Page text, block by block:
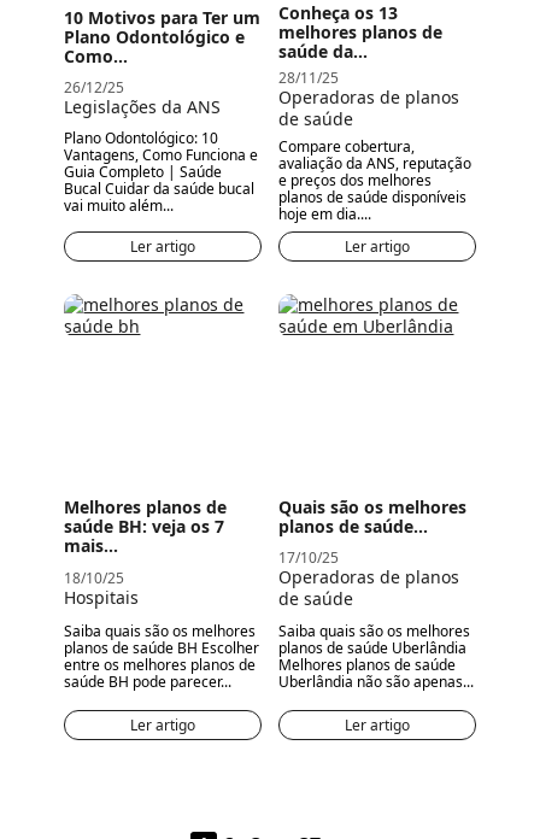
10 Motivos para Ter um
Plano Odontológico e
Como...
26/12/25
Legislações da ANS
Plano Odontológico: 10
Vantagens, Como Funciona e
Guia Completo | Saúde
Bucal Cuidar da saúde bucal
vai muito além...
Ler artigo
Conheça os 13
melhores planos de
saúde da...
28/11/25
Operadoras de planos
de saúde
Compare cobertura,
avaliação da ANS, reputação
e preços dos melhores
planos de saúde disponíveis
hoje em dia....
Ler artigo
Melhores planos de
saúde BH: veja os 7
mais...
18/10/25
Hospitais
Saiba quais são os melhores
planos de saúde BH Escolher
entre os melhores planos de
saúde BH pode parecer...
Ler artigo
Quais são os melhores
planos de saúde...
17/10/25
Operadoras de planos
de saúde
Saiba quais são os melhores
planos de saúde Uberlândia
Melhores planos de saúde
Uberlândia não são apenas...
Ler artigo